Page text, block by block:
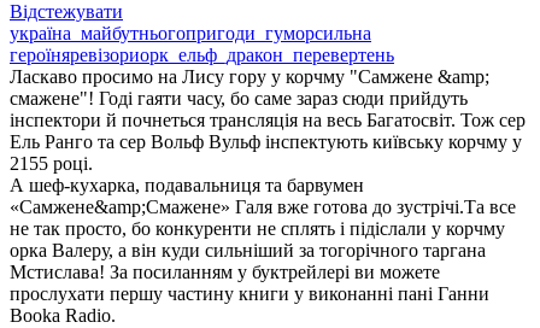
Відстежувати
україна_майбутньогопригоди_гуморсильна
героїняревізориорк_ельф_дракон_перевертень
Ласкаво просимо на Лису гору у корчму "Самжене &amp;
смажене"! Годі гаяти часу, бо саме зараз сюди прийдуть
інспектори й почнеться трансляція на весь Багатосвіт. Тож сер
Ель Ранго та сер Вольф Вульф інспектують київську корчму у
2155 році.
А шеф-кухарка, подавальниця та барвумен
«Самжене&amp;Смажене» Галя вже готова до зустрічі.Та все
не так просто, бо конкуренти не сплять і підіслали у корчму
орка Валеру, а він куди сильніший за тогорічного таргана
Мстислава! За посиланням у буктрейлері ви можете
прослухати першу частину книги у виконанні пані Ганни
Booka Radio.